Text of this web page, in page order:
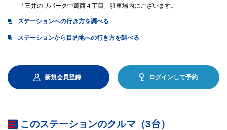
「三井のリパーク中葛西４丁目」駐車場内にございます。
ステーションへの行き方を調べる
ステーションから目的地への行き方を調べる
新規会員登録 ログインして予約
このステーションのクルマ（3台）